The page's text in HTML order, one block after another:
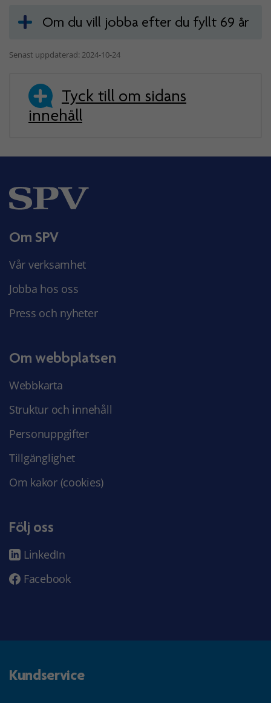
Om du vill jobba efter du fyllt 69 år
Senast uppdaterad: 2024-10-24
Tyck till om sidans
innehåll
Om SPV
Vår verksamhet
Jobba hos oss
Press och nyheter
Om webbplatsen
Webbkarta
Struktur och innehåll
Personuppgifter
Tillgänglighet
Om kakor (cookies)
Följ oss
LinkedIn
Facebook
Kundservice